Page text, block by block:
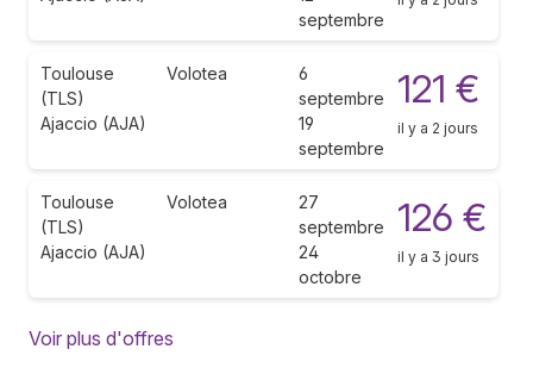
septembre
Toulouse
(TLS)
Ajaccio (AJA)
Volotea
6
septembre
19
septembre
121 €
il y a 2 jours
Toulouse
(TLS)
Ajaccio (AJA)
Volotea
27
septembre
24
octobre
126 €
il y a 3 jours
Voir plus d'offres